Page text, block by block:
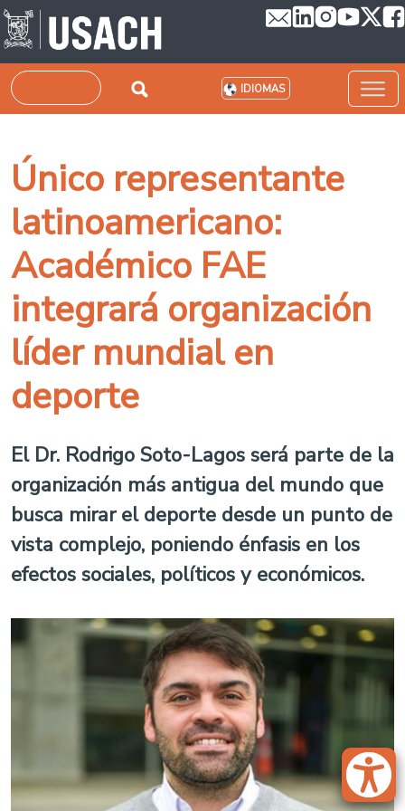
Pasar al contenido principal
Buscar IDIOMAS
Único representante
latinoamericano:
Académico FAE
integrará organización
líder mundial en
deporte
El Dr. Rodrigo Soto-Lagos será parte de la
organización más antigua del mundo que
busca mirar el deporte desde un punto de
vista complejo, poniendo énfasis en los
efectos sociales, políticos y económicos.